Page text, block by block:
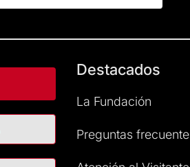
Destacados
La Fundación
Preguntas